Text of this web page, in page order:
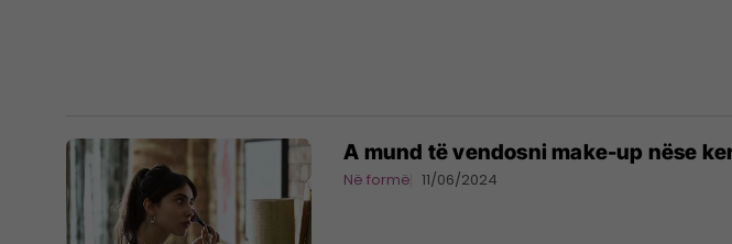
A mund të vendosni make-up nëse
Në formë 11/06/2024